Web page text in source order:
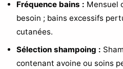
Fréquence bains : Mensuel
besoin ; bains excessifs
cutanées.
Sélection shampoing :
contenant avoine ou soins